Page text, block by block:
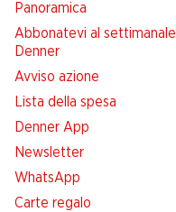
Panoramica
Abbonatevi al settimanale
Denner
Avviso azione
Lista della spesa
Denner App
Newsletter
WhatsApp
Carte regalo